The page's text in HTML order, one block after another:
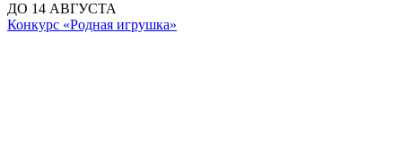
ДО 14 АВГУСТА
Конкурс «Родная игрушка»